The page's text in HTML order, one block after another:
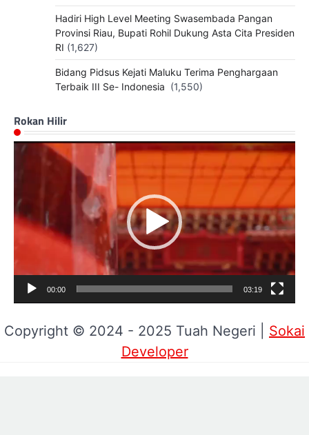
Hadiri High Level Meeting Swasembada Pangan
Provinsi Riau, Bupati Rohil Dukung Asta Cita Presiden
RI (1,627)
Bidang Pidsus Kejati Maluku Terima Penghargaan
Terbaik III Se- Indonesia (1,550)
Rokan Hilir
Pemutar
00:00 03:19
Copyright © 2024 - 2025 Tuah Negeri | Sokai
Developer